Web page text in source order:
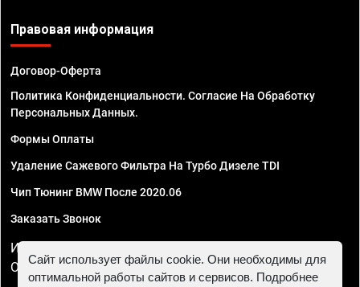
Правовая информация
Договор-Оферта
Политика Конфиденциальности. Согласие На Обработку
Персональных Данных.
Формы Оплаты
Удаление Сажевого Фильтра На Турбо Дизеле TDI
Чип Тюнинг BMW После 2020.06
Заказать Звонок
ИП Смирнов Георгий Павлович. ИНН 781302555843,
ОГРНИП 324470400032610
Сайт использует файлы cookie. Они необходимы для
оптимальной работы сайтов и сервисов. Подробнее